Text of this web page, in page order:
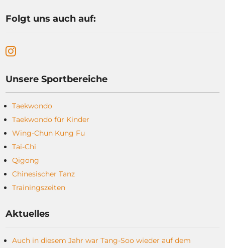
Folgt uns auch auf:
Unsere Sportbereiche
Taekwondo
Taekwondo für Kinder
Wing-Chun Kung Fu
Tai-Chi
Qigong
Chinesischer Tanz
Trainingszeiten
Aktuelles
Auch in diesem Jahr war Tang-Soo wieder auf dem